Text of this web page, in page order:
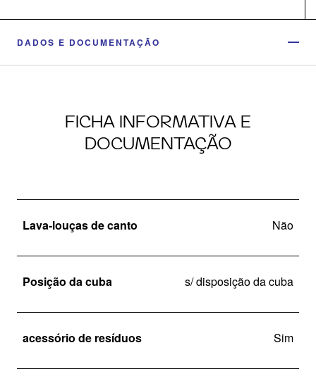
DADOS E DOCUMENTAÇÃO
FICHA INFORMATIVA E
DOCUMENTAÇÃO
Lava-louças de canto Não
Posição da cuba s/ disposição da cuba
acessório de resíduos Sim